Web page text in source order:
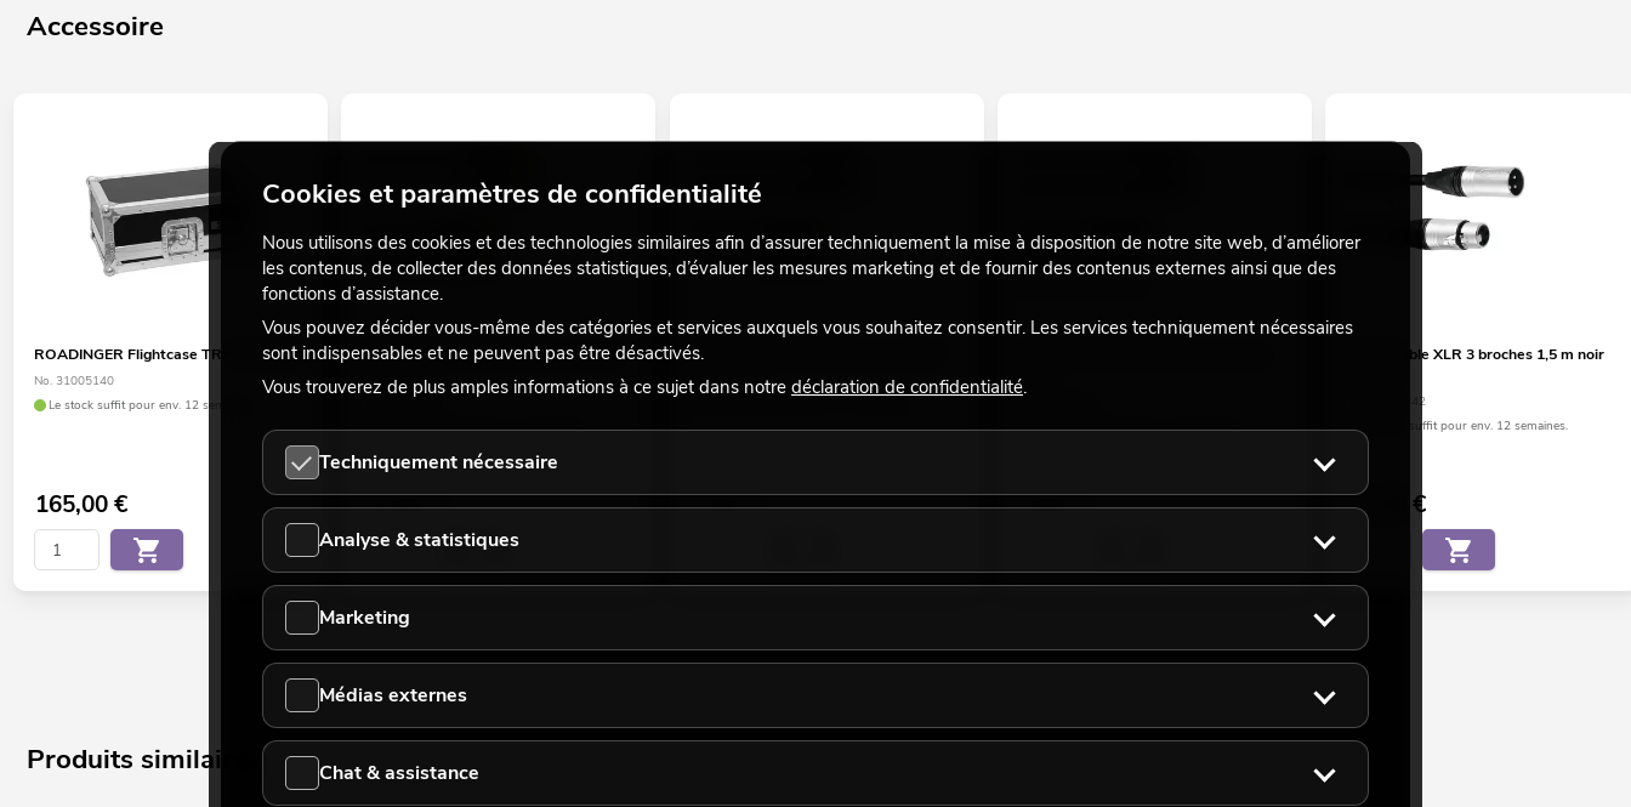
Matériel de marque
Accessoire
ROADINGER Flightcase TRM-202 MK3
No. 31005140
Le stock suffit pour env. 12 semaines.
165,00€
SOMMER CABLE Câble RCA 2 x 2 1 m
No. 30307392
Le stock suffit pour env. 12 semaines.
52,90€
OMNITRONIC Câble RCA 2 x 2 0,6 m
No. 30209354
2,50€
1,5 m
Le stock suffit pour env. 12 semaines.
6,90€
PSSO Câble XLR 3 broches 1,5 m noir
No. 30227842
Le stock suffit pour env. 12 semaines.
22,50 €
Produits similaires
Cookies et paramètres de confidentialité
Nous utilisons des cookies et des technologies similaires afin d’assurer techniquement la mise à disposition de notre site web, d’améliorer
les contenus, de collecter des données statistiques, d’évaluer les mesures marketing et de fournir des contenus externes ainsi que des
fonctions d’assistance.
Vous pouvez décider vous-même des catégories et services auxquels vous souhaitez consentir. Les services techniquement nécessaires
sont indispensables et ne peuvent pas être désactivés.
Vous trouverez de plus amples informations à ce sujet dans notre déclaration de confidentialité.
Techniquement nécessaire
Analyse & statistiques
Marketing
Médias externes
Chat & assistance